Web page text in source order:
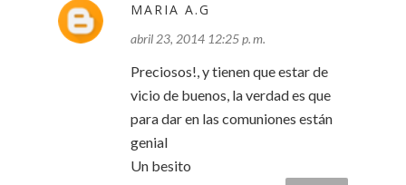
MARIA A.G
abril 23, 2014 12:25 p. m.
Preciosos!, y tienen que estar de
vicio de buenos, la verdad es que
para dar en las comuniones están
genial
Un besito